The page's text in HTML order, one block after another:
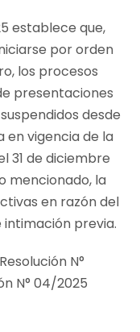
establece que,
por orden
los procesos
presentaciones
desde
en vigencia de la
31 de diciembre
mencionado, la
en razón del
previa.
N°
N° 04/2025